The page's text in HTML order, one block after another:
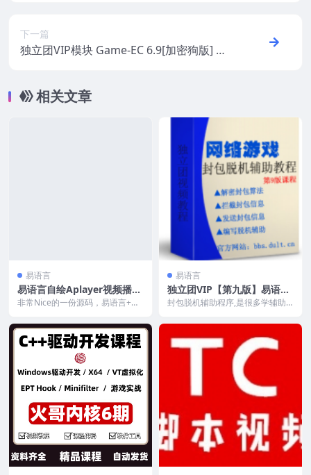
下一篇
独立团VIP模块 Game-EC 6.9[加密狗版] 破
相关文章
易语言
易语言自绘Aplayer视频播放
器源码
非常Nice的一份源码，易语言+自
码，美观...
易语言
独立团VIP【第九版】易语言
封包脱机辅助教程
封包脱机辅助程序,是很多学辅助
标技术， 因为封包脱...